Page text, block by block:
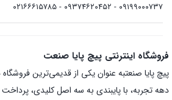
۰۹۱۹۹۰۰۰۷۳۷ - ۰۹۳۷۴۶۲۰۴۵۲ - ۰۲۱۶۶۶۱۵۷۸۵
فروشگاه اینترنتی پیچ پایا صنعت
پیچ پایا صنعتبه عنوان یکی از قدیمی‌ترین